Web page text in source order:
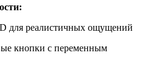
для реалистичных ощущений
кнопки с переменным